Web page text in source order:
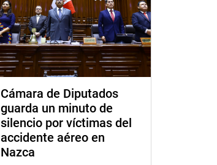
Cámara de Diputados
guarda un minuto de
silencio por víctimas del
accidente aéreo en
Nazca